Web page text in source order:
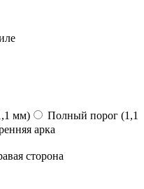
мм)
Полный порог (1,1
арка
сторона